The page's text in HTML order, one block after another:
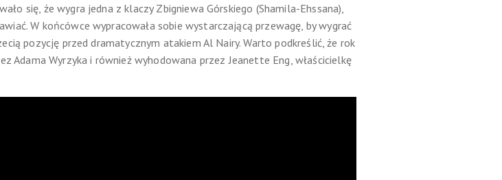
się, że wygra jedna z klaczy Zbigniewa Górskiego (Shamila-Ehssana),
W końcówce wypracowała sobie wystarczającą przewagę, by wygrać
pozycję przed dramatycznym atakiem Al Nairy. Warto podkreślić, że rok
Adama Wyrzyka i również wyhodowana przez Jeanette Eng, właścicielkę